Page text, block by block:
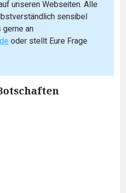
unseren Webseiten. Alle
sensibel
gerne an
oder stellt Eure Frage